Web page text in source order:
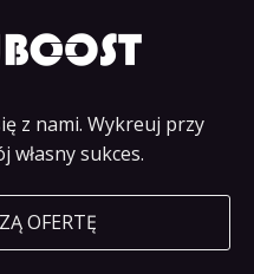
z nami. Wykreuj przy
własny sukces.
OFERTĘ